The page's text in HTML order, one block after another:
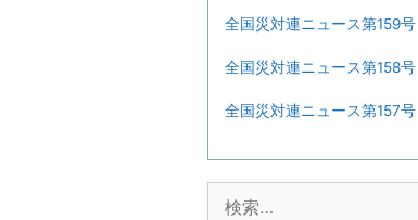
全国災対連ニュース第159号
全国災対連ニュース第158号
全国災対連ニュース第157号